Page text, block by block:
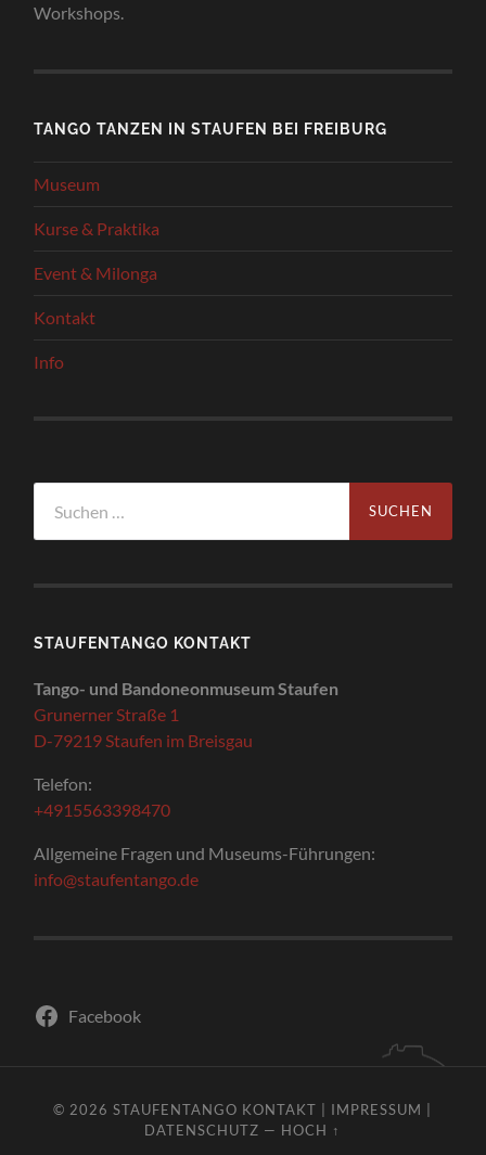
Workshops.
TANGO TANZEN IN STAUFEN BEI FREIBURG
Museum
Kurse & Praktika
Event & Milonga
Kontakt
Info
nach:
STAUFENTANGO KONTAKT
Tango- und Bandoneonmuseum Staufen
Grunerner Straße 1
D-79219 Staufen im Breisgau
Telefon:
+4915563398470
Allgemeine Fragen und Museums-Führungen:
info@staufentango.de
Facebook
© 2026STAUFENTANGO KONTAKT IMPRESSUM
DATENSCHUTZ — HOCH ↑